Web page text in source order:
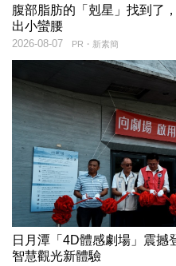
腹部脂肪的「剋星」找到了
出小蠻腰
PR・新素簡
2026-08-07
日月潭「4D體感劇場」震
智慧觀光新體驗